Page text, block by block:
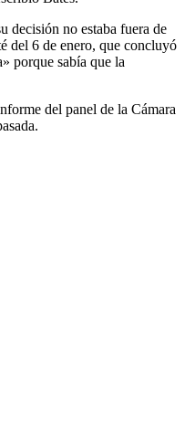
decisión no estaba fuera de
del 6 de enero, que concluyó
porque sabía que la
del panel de la Cámara